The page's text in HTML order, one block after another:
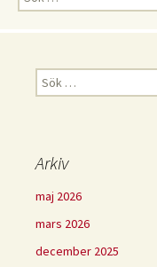
efter:
Sök
efter:
Arkiv
maj 2026
mars 2026
december 2025